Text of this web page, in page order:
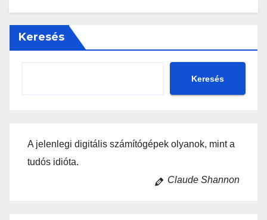
Keresés
Keresés
A jelenlegi digitális számítógépek olyanok, mint a
tudós idióta.
Claude Shannon